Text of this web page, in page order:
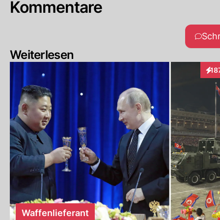
Kommentare
Weiterlesen
Waffenlieferant